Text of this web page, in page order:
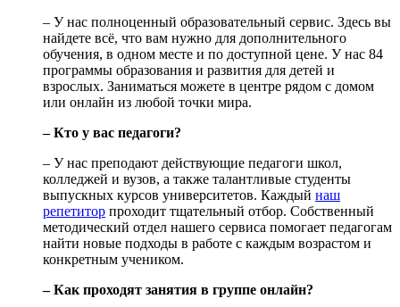
– У нас полноценный образовательный сервис. Здесь вы
найдете всё, что вам нужно для дополнительного
обучения, в одном месте и по доступной цене. У нас 84
программы образования и развития для детей и
взрослых. Заниматься можете в центре рядом с домом
или онлайн из любой точки мира.
– Кто у вас педагоги?
– У нас преподают действующие педагоги школ,
колледжей и вузов, а также талантливые студенты
выпускных курсов университетов. Каждый наш
репетитор проходит тщательный отбор. Собственный
методический отдел нашего сервиса помогает педагогам
найти новые подходы в работе с каждым возрастом и
конкретным учеником.
– Как проходят занятия в группе онлайн?